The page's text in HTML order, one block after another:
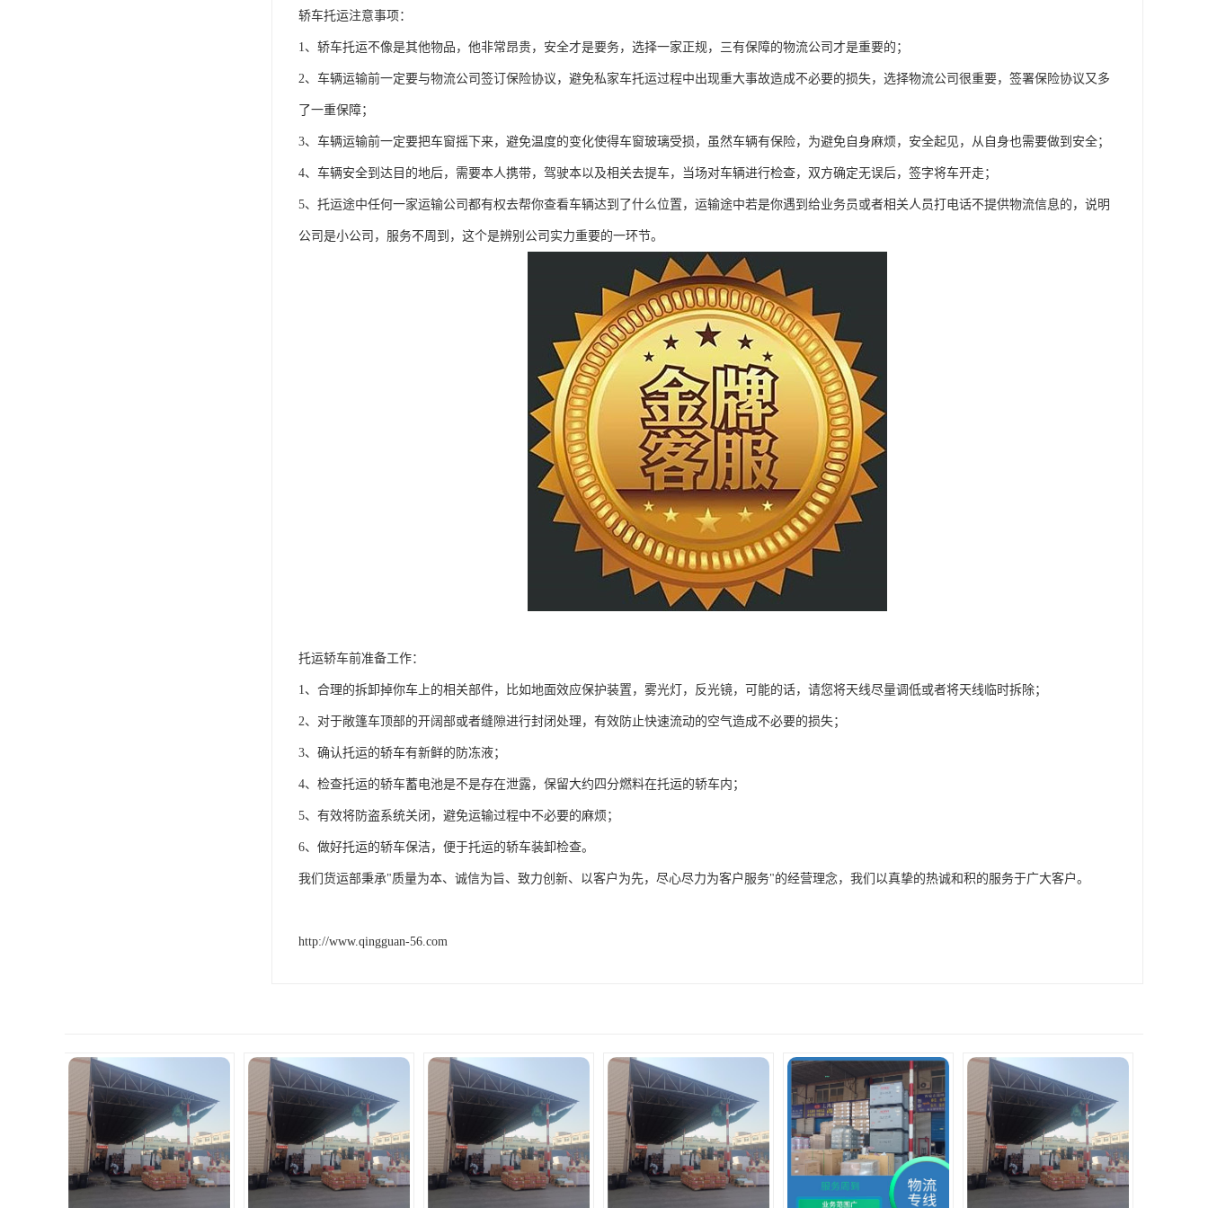
轿车托运注意事项：
1、轿车托运不像是其他物品，他非常昂贵，安全才是要务，选择一家正规，三有保障的物流公司才是重要的；
2、车辆运输前一定要与物流公司签订保险协议，避免私家车托运过程中出现重大事故造成不必要的损失，选择物流公司很重要，签署保险协议又多
了一重保障；
3、车辆运输前一定要把车窗摇下来，避免温度的变化使得车窗玻璃受损，虽然车辆有保险，为避免自身麻烦，安全起见，从自身也需要做到安全；
4、车辆安全到达目的地后，需要本人携带，驾驶本以及相关去提车，当场对车辆进行检查，双方确定无误后，签字将车开走；
5、托运途中任何一家运输公司都有权去帮你查看车辆达到了什么位置，运输途中若是你遇到给业务员或者相关人员打电话不提供物流信息的，说明
公司是小公司，服务不周到，这个是辨别公司实力重要的一环节。
托运轿车前准备工作：
1、合理的拆卸掉你车上的相关部件，比如地面效应保护装置，雾光灯，反光镜，可能的话，请您将天线尽量调低或者将天线临时拆除；
2、对于敞篷车顶部的开阔部或者缝隙进行封闭处理，有效防止快速流动的空气造成不必要的损失；
3、确认托运的轿车有新鲜的防冻液；
4、检查托运的轿车蓄电池是不是存在泄露，保留大约四分燃料在托运的轿车内；
5、有效将防盗系统关闭，避免运输过程中不必要的麻烦；
6、做好托运的轿车保洁，便于托运的轿车装卸检查。
我们货运部秉承"质量为本、诚信为旨、致力创新、以客户为先，尽心尽力为客户服务"的经营理念，我们以真挚的热诚和积的服务于广大客户。
http://www.qingguan-56.com